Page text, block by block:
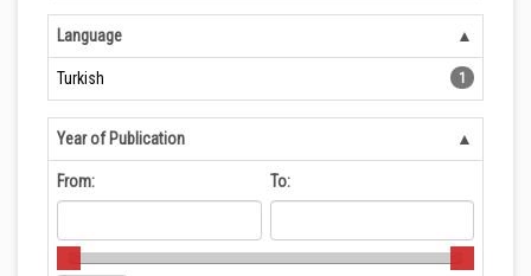
Language
Turkish 1
Year of Publication
From: To: